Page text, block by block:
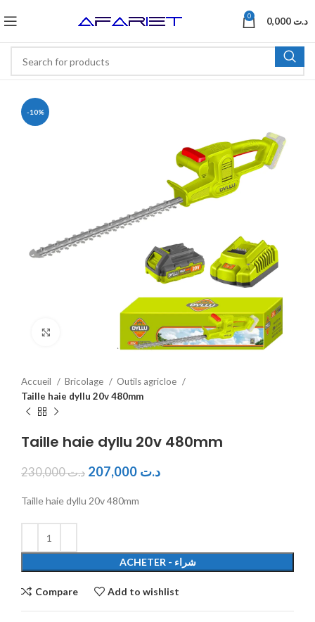
0 د.ت
-10%
Accueil Bricolage
Outils agricloe
Taille haie dyllu 20v 480mm
Taille haie dyllu 20v 480mm
د.ت230,000 د.ت
Taille haie dyllu 20v 480mm
ACHETER - شراء
Compare Add to wishlist